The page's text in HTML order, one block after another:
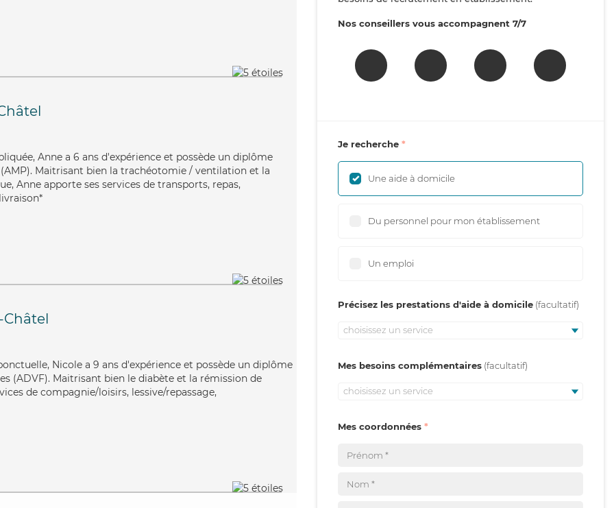
Anne a 6 ans d'expérience et possède un diplôme
Maitrisant bien la trachéotomie / ventilation et la
Anne apporte ses services de transports, repas,
Nicole a 9 ans d'expérience et possède un diplôme
(ADVF). Maitrisant bien le diabète et la rémission de
de compagnie/loisirs, lessive/repassage,
Nos conseillers vous accompagnent 7/7
Je recherche
Une aide à domicile
Du personnel pour mon établissement
Un emploi
Précisez les prestations d'aide à domicile
choisissez un service
Mes besoins complémentaires
choisissez un service
Mes coordonnées